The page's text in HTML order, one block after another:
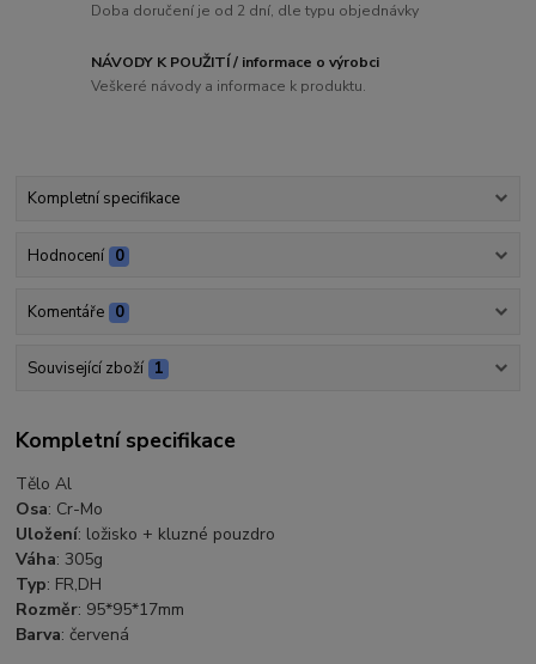
Doba doručení je od 2 dní, dle typu objednávky
NÁVODY K POUŽITÍ / informace o výrobci
Veškeré návody a informace k produktu.
Kompletní specifikace
Hodnocení 0
Komentáře 0
Související zboží 1
Kompletní specifikace
Tělo Al
Osa: Cr-Mo
Uložení: ložisko + kluzné pouzdro
Váha: 305g
Typ: FR,DH
Rozměr: 95*95*17mm
Barva: červená